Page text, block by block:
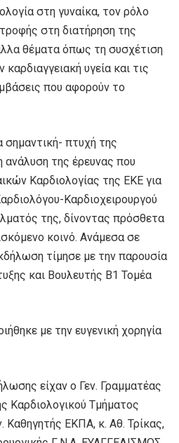
στη γυναίκα, τον ρόλο
στη διατήρηση της
θέματα όπως τη συσχέτιση
υγεία και τις
που αφορούν το
σημαντική- πτυχή της
της έρευνας που
Καρδιολογίας της ΕΚΕ για
Καρδιοχειρουργού
της, δίνοντας πρόσθετα
κοινό. Ανάμεσα σε
τίμησε με την παρουσία
και Βουλευτής Β1 Τομέα
με την ευγενική χορηγία
είχαν ο Γεν. Γραμματέας
Καρδιολογικού Τμήματος
ΕΚΠΑ, κ. Αθ. Τρίκας,